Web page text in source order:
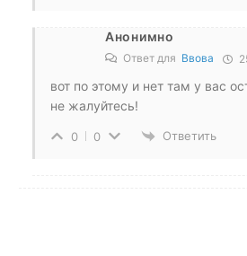
Анонимно
Ответ для Ввова
вот по этому и нет там у вас
не жалуйтесь!
0 0 Ответить